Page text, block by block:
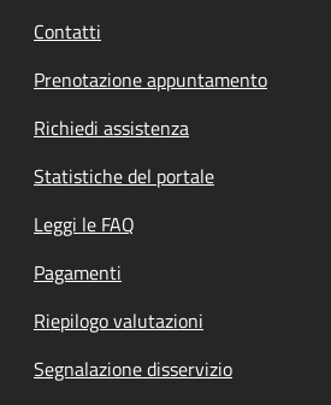
Contatti
Prenotazione appuntamento
Richiedi assistenza
Statistiche del portale
Leggi le FAQ
Pagamenti
Riepilogo valutazioni
Segnalazione disservizio